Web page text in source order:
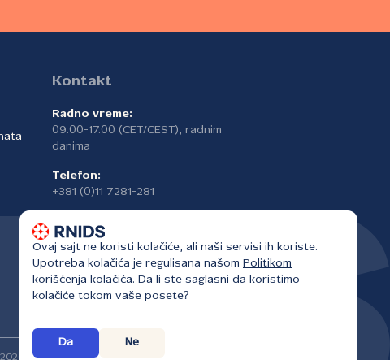
Kontakt
Radno vreme:
09.00-17.00 (CET/CEST), radnim
danima
Telefon:
+381 (0)11 7281-281
Ovaj sajt ne koristi kolačiće, ali naši servisi ih koriste.
Upotreba kolačića je regulisana našom Politikom
korišćenja kolačića. Da li ste saglasni da koristimo
kolačiće tokom vaše posete?
Da Ne